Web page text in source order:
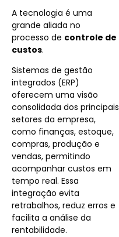
A tecnologia é uma
grande aliada no
processo de controle de
custos.
Sistemas de gestão
integrados (ERP)
oferecem uma visão
consolidada dos principais
setores da empresa,
como finanças, estoque,
compras, produção e
vendas, permitindo
acompanhar custos em
tempo real. Essa
integração evita
retrabalhos, reduz erros e
facilita a análise da
rentabilidade.